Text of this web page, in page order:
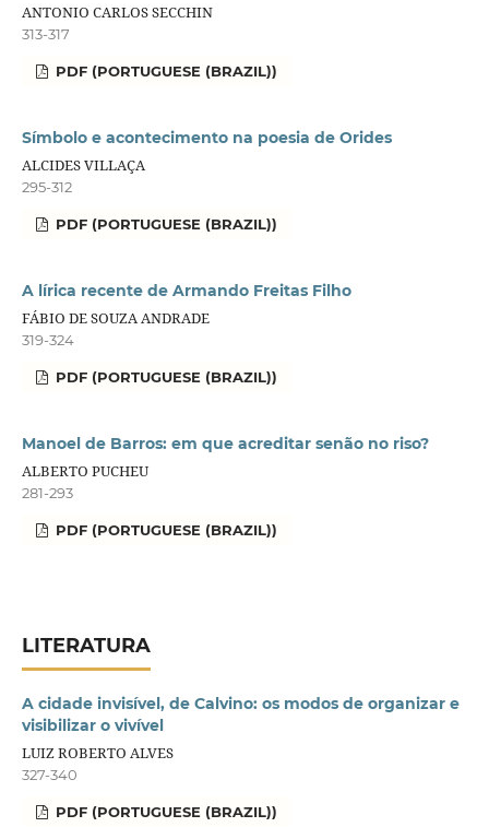
ANTONIO CARLOS SECCHIN
313-317
PDF (PORTUGUESE (BRAZIL))
Símbolo e acontecimento na poesia de Orides
ALCIDES VILLAÇA
295-312
PDF (PORTUGUESE (BRAZIL))
A lírica recente de Armando Freitas Filho
FÁBIO DE SOUZA ANDRADE
319-324
PDF (PORTUGUESE (BRAZIL))
Manoel de Barros: em que acreditar senão no riso?
ALBERTO PUCHEU
281-293
PDF (PORTUGUESE (BRAZIL))
LITERATURA
A cidade invisível, de Calvino: os modos de organizar e
visibilizar o vivível
LUIZ ROBERTO ALVES
327-340
PDF (PORTUGUESE (BRAZIL))